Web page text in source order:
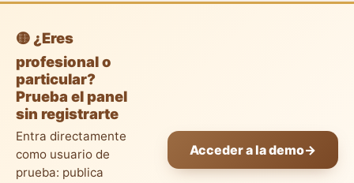
🟡 ¿Eres
profesional o
particular?
Prueba el panel
sin registrarte
Entra directamente
como usuario de
prueba: publica
Acceder a la demo→